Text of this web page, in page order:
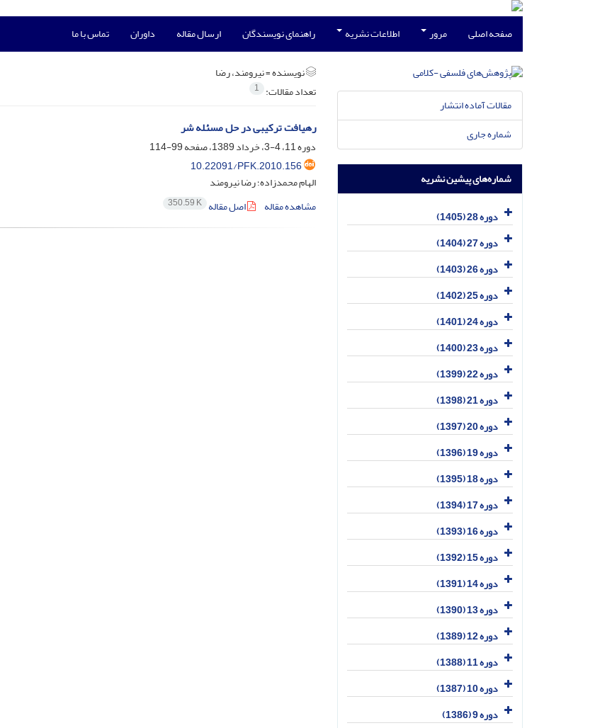
صفحه اصلی مرور اطلاعات نشریه راهنمای نویسندگان ارسال مقاله داوران تماس با ما
نویسنده =نیرومند، رضا
تعداد مقالات: 1
رهیافت ترکیبی در حل مسئله شر
دوره 11، 4-3، خرداد 1389، صفحه
99-114
10.22091/PFK.2010.156
الهام محمدزاده؛ رضا نیرومند
مشاهده مقاله
اصل مقاله 350.59 K
مقالات آماده انتشار
شماره جاری
شماره‌های پیشین نشریه
دوره 28 (1405)
دوره 27 (1404)
دوره 26 (1403)
دوره 25 (1402)
دوره 24 (1401)
دوره 23 (1400)
دوره 22 (1399)
دوره 21 (1398)
دوره 20 (1397)
دوره 19 (1396)
دوره 18 (1395)
دوره 17 (1394)
دوره 16 (1393)
دوره 15 (1392)
دوره 14 (1391)
دوره 13 (1390)
دوره 12 (1389)
دوره 11 (1388)
دوره 10 (1387)
دوره 9 (1386)